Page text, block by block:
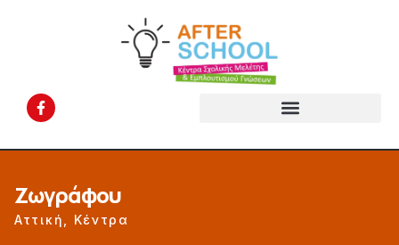
Ζωγράφου
Αττική Κέντρα